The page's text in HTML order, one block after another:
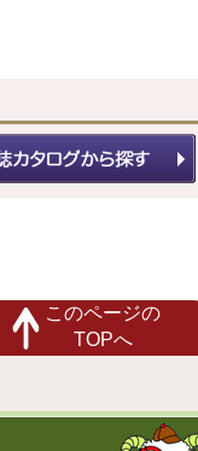
このページの
TOPへ